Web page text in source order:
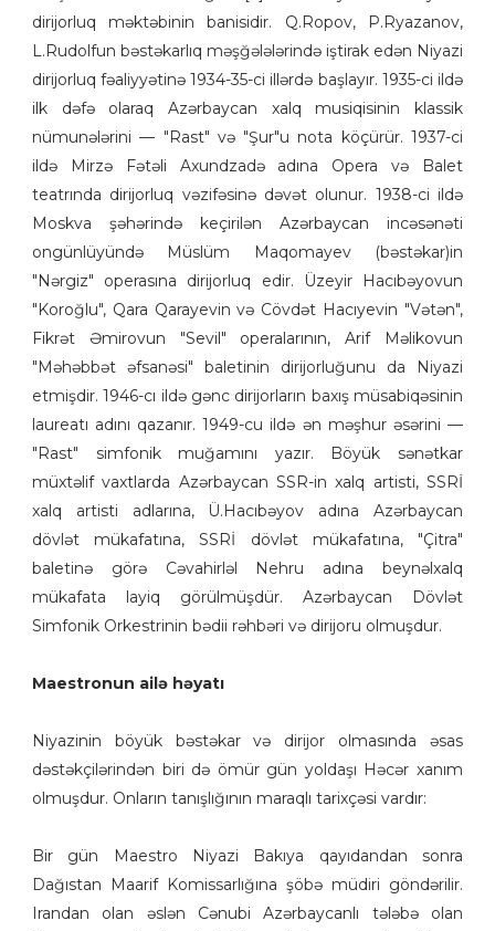
dirijorluq məktəbinin banisidir. Q.Ropov, P.Ryazanov,
L.Rudolfun bəstəkarlıq məşğələlərində iştirak edən Niyazi
dirijorluq fəaliyyətinə 1934-35-ci illərdə başlayır. 1935-ci ildə
ilk dəfə olaraq Azərbaycan xalq musiqisinin klassik
nümunələrini — "Rast" və "Şur"u nota köçürür. 1937-ci
ildə Mirzə Fətəli Axundzadə adına Opera və Balet
teatrında dirijorluq vəzifəsinə dəvət olunur. 1938-ci ildə
Moskva şəhərində keçirilən Azərbaycan incəsənəti
ongünlüyündə Müslüm Maqomayev (bəstəkar)in
"Nərgiz" operasına dirijorluq edir. Üzeyir Hacıbəyovun
"Koroğlu", Qara Qarayevin və Cövdət Hacıyevin "Vətən",
Fikrət Əmirovun "Sevil" operalarının, Arif Məlikovun
"Məhəbbət əfsanəsi" baletinin dirijorluğunu da Niyazi
etmişdir. 1946-cı ildə gənc dirijorların baxış müsabiqəsinin
laureatı adını qazanır. 1949-cu ildə ən məşhur əsərini —
"Rast" simfonik muğamını yazır. Böyük sənətkar
müxtəlif vaxtlarda Azərbaycan SSR-in xalq artisti, SSRİ
xalq artisti adlarına, Ü.Hacıbəyov adına Azərbaycan
dövlət mükafatına, SSRİ dövlət mükafatına, "Çitra"
baletinə görə Cəvahirləl Nehru adına beynəlxalq
mükafata layiq görülmüşdür. Azərbaycan Dövlət
Simfonik Orkestrinin bədii rəhbəri və dirijoru olmuşdur.
Maestronun ailə həyatı
Niyazinin böyük bəstəkar və dirijor olmasında əsas
dəstəkçilərindən biri də ömür gün yoldaşı Həcər xanım
olmuşdur. Onların tanışlığının maraqlı tarixçəsi vardır:
Bir gün Maestro Niyazi Bakıya qayıdandan sonra
Dağıstan Maarif Komissarlığına şöbə müdiri göndərilir.
Irandan olan əslən Cənubi Azərbaycanlı tələbə olan